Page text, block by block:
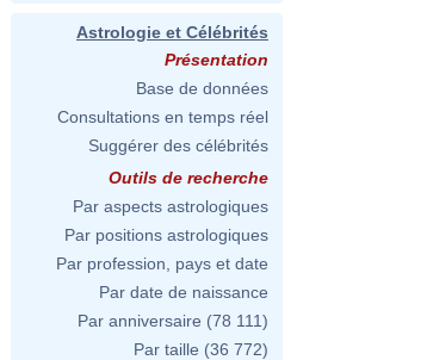
Astrologie et Célébrités
Présentation
Base de données
Consultations en temps réel
Suggérer des célébrités
Outils de recherche
Par aspects astrologiques
Par positions astrologiques
Par profession, pays et date
Par date de naissance
Par anniversaire (78 111)
Par taille (36 772)